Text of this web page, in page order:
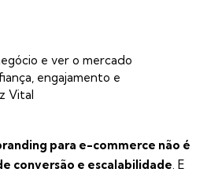
e ver o mercado
engajamento e
Vital
para e-commerce não é
conversão e escalabilidade. E